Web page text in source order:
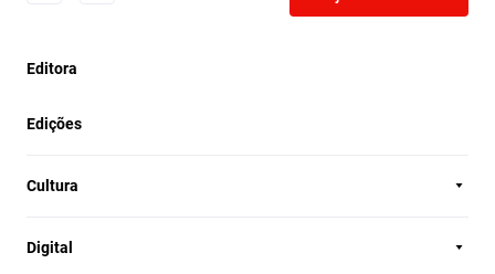
Editora
Edições
Cultura
Digital